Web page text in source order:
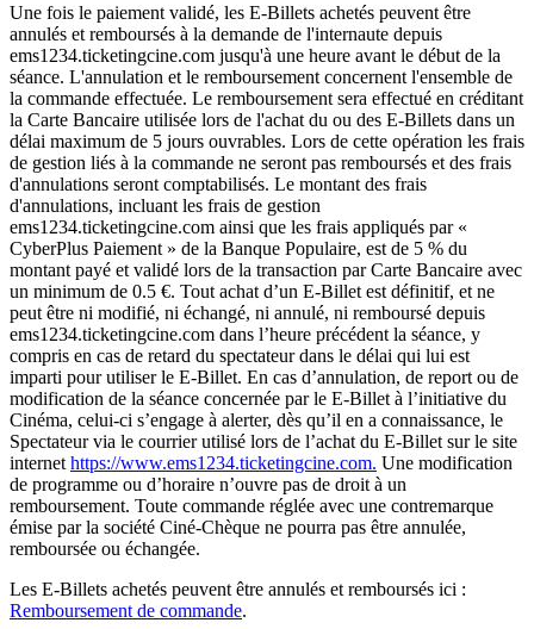
Une fois le paiement validé, les E-Billets achetés peuvent être
annulés et remboursés à la demande de l'internaute depuis
ems1234.ticketingcine.com jusqu'à une heure avant le début de la
séance. L'annulation et le remboursement concernent l'ensemble de
la commande effectuée. Le remboursement sera effectué en créditant
la Carte Bancaire utilisée lors de l'achat du ou des E-Billets dans un
délai maximum de 5 jours ouvrables. Lors de cette opération les frais
de gestion liés à la commande ne seront pas remboursés et des frais
d'annulations seront comptabilisés. Le montant des frais
d'annulations, incluant les frais de gestion
ems1234.ticketingcine.com ainsi que les frais appliqués par «
CyberPlus Paiement » de la Banque Populaire, est de 5 % du
montant payé et validé lors de la transaction par Carte Bancaire avec
un minimum de 0.5 €. Tout achat d’un E-Billet est définitif, et ne
peut être ni modifié, ni échangé, ni annulé, ni remboursé depuis
ems1234.ticketingcine.com dans l’heure précédent la séance, y
compris en cas de retard du spectateur dans le délai qui lui est
imparti pour utiliser le E-Billet. En cas d’annulation, de report ou de
modification de la séance concernée par le E-Billet à l’initiative du
Cinéma, celui-ci s’engage à alerter, dès qu’il en a connaissance, le
Spectateur via le courrier utilisé lors de l’achat du E-Billet sur le site
internet https://www.ems1234.ticketingcine.com. Une modification
de programme ou d’horaire n’ouvre pas de droit à un
remboursement. Toute commande réglée avec une contremarque
émise par la société Ciné-Chèque ne pourra pas être annulée,
remboursée ou échangée.
Les E-Billets achetés peuvent être annulés et remboursés ici :
Remboursement de commande.